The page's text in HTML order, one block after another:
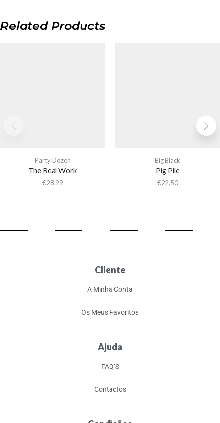
Related Products
Party Dozen
The Real Work
€28,99
Big Black
Pig Pile
€22,50
Cliente
A Minha Conta
Os Meus Favoritos
Ajuda
FAQ’S
Contactos